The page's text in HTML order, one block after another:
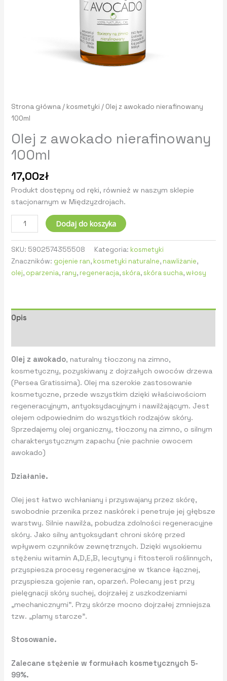
Strona główna / kosmetyki / Olej z awokado nierafinowany
100ml
Olej z awokado nierafinowany
100ml
17,00zł
Produkt dostępny od ręki, również w naszym sklepie
stacjonarnym w Międzyzdrojach.
Dodaj do koszyka
SKU: 5902574355508 Kategoria: kosmetyki
Znaczników: gojenie ran, kosmetyki naturalne, nawliżanie,
olej, oparzenia, rany, regeneracja,skóra,skóra sucha,włosy
Opis
Olej z awokado, naturalny tłoczony na zimno,
kosmetyczny, pozyskiwany z dojrzałych owoców drzewa
(Persea Gratissima). Olej ma szerokie zastosowanie
kosmetyczne, przede wszystkim dzięki właściwościom
regeneracyjnym, antyoksydacyjnym i nawilżającym. Jest
olejem odpowiednim do wszystkich rodzajów skóry.
Sprzedajemy olej organiczny, tłoczony na zimno, o silnym
charakterystycznym zapachu (nie pachnie owocem
awokado)
Działanie.
Olej jest łatwo wchłaniany i przyswajany przez skórę,
swobodnie przenika przez naskórek i penetruje jej głębsze
warstwy. Silnie nawilża, pobudza zdolności regeneracyjne
skóry. Jako silny antyoksydant chroni skórę przed
wpływem czynników zewnętrznych. Dzięki wysokiemu
stężeniu witamin A,D,E,B, lecytyny i fitosteroli roślinnych,
przyspiesza procesy regeneracyjne w tkance łącznej,
przyspiesza gojenie ran, oparzeń. Polecany jest przy
pielęgnacji skóry suchej, dojrzałej z uszkodzeniami
„mechanicznymi”. Przy skórze mocno dojrzałej zmniejsza
tzw. „plamy starcze”.
Stosowanie.
Zalecane stężenie w formułach kosmetycznych 5-
99%.